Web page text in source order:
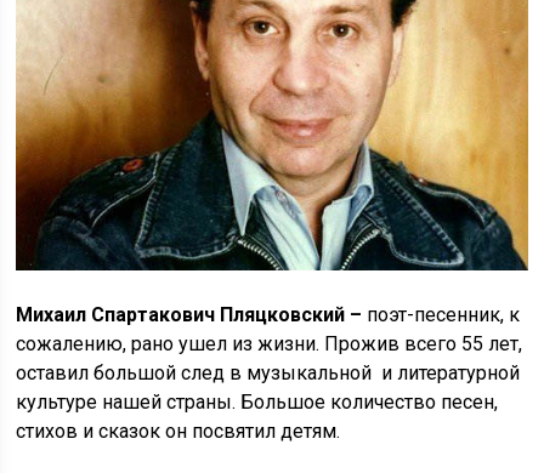
Михаил Спартакович Пляцковский – поэт-песенник, к
сожалению, рано ушел из жизни. Прожив всего 55 лет,
оставил большой след в музыкальной и литературной
культуре нашей страны. Большое количество песен,
стихов и сказок он посвятил детям.